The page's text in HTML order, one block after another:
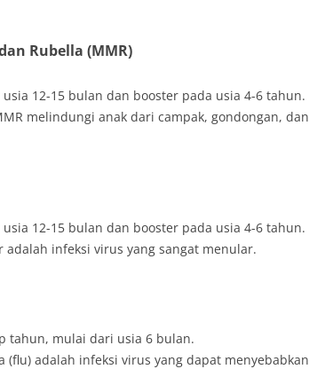
Rubella (MMR)
12-15 bulan dan booster pada usia 4-6 tahun.
melindungi anak dari campak, gondongan, dan
12-15 bulan dan booster pada usia 4-6 tahun.
adalah infeksi virus yang sangat menular.
tahun, mulai dari usia 6 bulan.
(flu) adalah infeksi virus yang dapat menyebabkan